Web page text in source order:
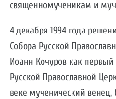
священномученикам и
4 декабря 1994 года
Собора Русской
Иоанн Кочуров как
Русской Православной
веке мученический